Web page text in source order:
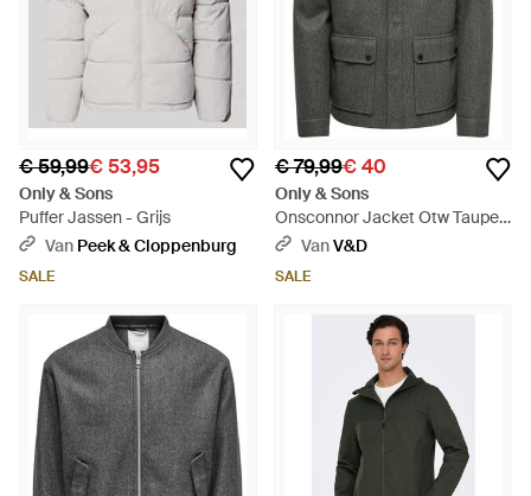
€ 59,99€ 53,95
Only & Sons
Puffer Jassen - Grijs
Van Peek & Cloppenburg
SALE
€ 79,99€ 40
Only & Sons
Onsconnor Jacket Otw Taupe -
GrijsVanV&D
SALE